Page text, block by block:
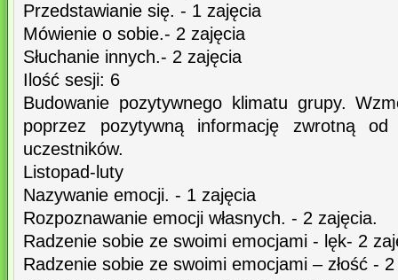
Przedstawianie się. - 1 zajęcia
Mówienie o sobie.- 2 zajęcia
Słuchanie innych.- 2 zajęcia
Ilość sesji: 6
Budowanie pozytywnego klimatu grupy.
poprzez pozytywną informację zwrotną
uczestników.
Listopad-luty
Nazywanie emocji. - 1 zajęcia
Rozpoznawanie emocji własnych. - 2 zajęcia.
Radzenie sobie ze swoimi emocjami - lęk- 2
Radzenie sobie ze swoimi emocjami – złość -